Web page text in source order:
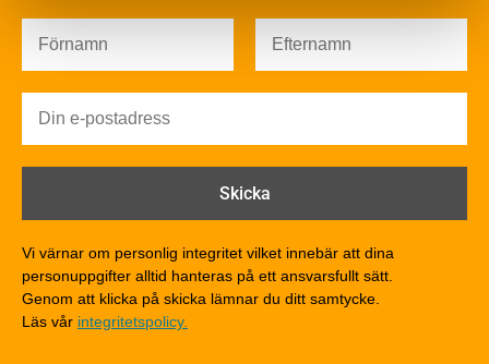
Ljud
Brandsäkerhet
Brandsäkerhet
Brandförlopp i byggnader
Brandklasser för material och konstruktioner
Träkonstruktioners brandmotstånd
Detaljlösningar
Träytors brandegenskaper
Tekniska byten med sprinkler
Riskvärdering i flervåningsbostadshus
Vi värnar om personlig integritet vilket innebär att dina
personuppgifter alltid hanteras på ett ansvarsfullt sätt.
Genom att klicka på skicka lämnar du ditt samtycke.
Läs vår integritetspolicy.